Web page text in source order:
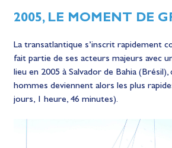
2005, LE MOMENT DE
La transatlantique s’inscrit rapidement
fait partie de ses acteurs majeurs avec
lieu en 2005 à Salvador de Bahia
hommes deviennent alors les plus
jours, 1 heure, 46 minutes).